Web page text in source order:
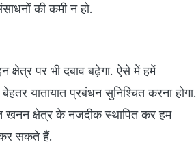
की कमी न हो.
पर भी दबाव बढ़ेगा. ऐसे में हमें
यातायात प्रबंधन सुनिश्चित करना होगा.
खनन क्षेत्र के नजदीक स्थापित कर हम
कर सकते हैं.